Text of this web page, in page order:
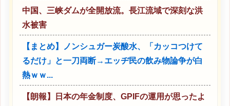
中国、三峡ダムが全開放流。長江流域で深刻な洪
水被害
【まとめ】ノンシュガー炭酸水、「カッコつけて
るだけ」と一刀両断→エッヂ民の飲み物論争が白
熱ｗｗ...
【朗報】日本の年金制度、GPIFの運用が思ったよ